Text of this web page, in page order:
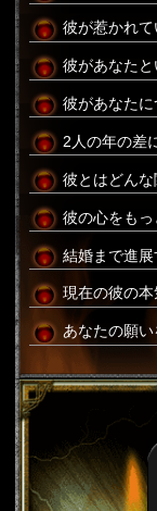
彼が惹かれ
彼があなた
彼があなた
2人の年の差
彼とはどん
彼の心をも
結婚まで進
現在の彼の
あなたの願い